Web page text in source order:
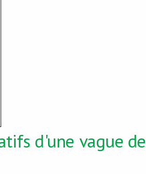
d'une vague de